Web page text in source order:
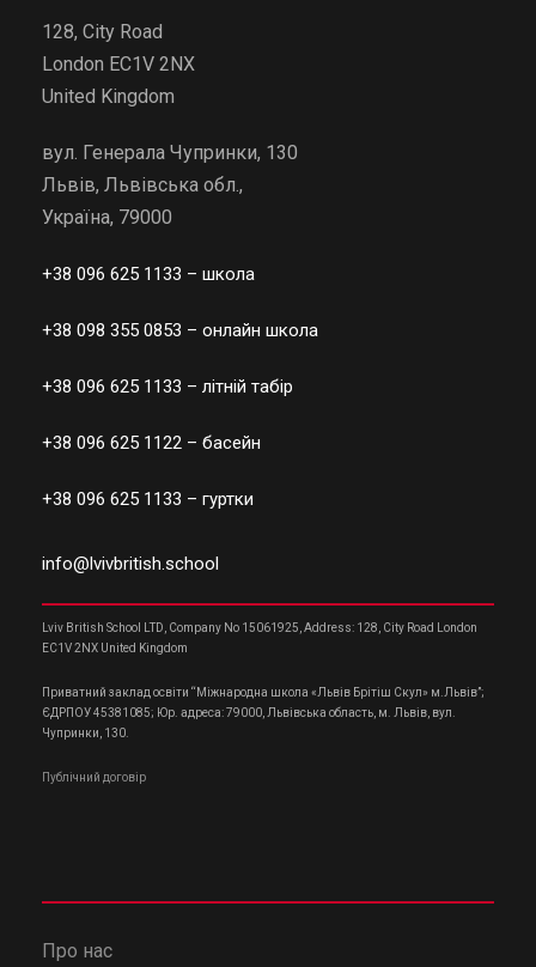
128, City Road
London EC1V 2NX
United Kingdom
вул. Генерала Чупринки, 130
Львів, Львівська обл.,
Україна, 79000
+38 096 625 1133 – школа
+38 098 355 0853 – онлайн школа
+38 096 625 1133 – літній табір
+38 096 625 1122 – басейн
+38 096 625 1133 – гуртки
info@lvivbritish.school
Lviv British School LTD, Company No 15061925, Address: 128, City Road London
EC1V 2NX United Kingdom
Приватний заклад освіти “Міжнародна школа «Львів Брітіш Скул» м.Львів”;
ЄДРПОУ 45381085; Юр. адреса: 79000, Львівська область, м. Львів, вул.
Чупринки, 130.
Публічний договір
Про нас